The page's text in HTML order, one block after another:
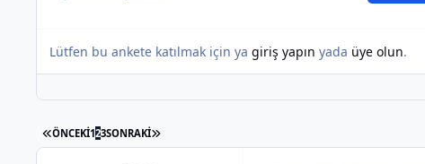
Lütfen bu ankete katılmak için ya giriş yapın yada üye olun.
İLK SAYFA
ÖNCEKI123SONRAKI SON SAYFA